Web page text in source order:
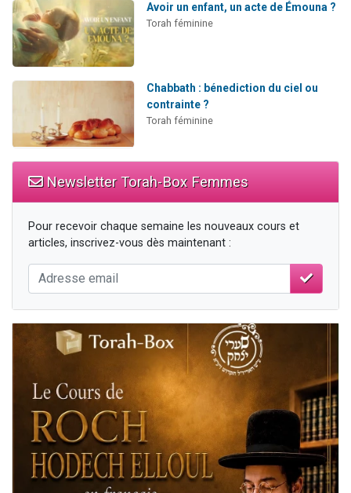
Avoir un enfant, un acte de Émouna ?
Torah féminine
Chabbath : bénediction du ciel ou
contrainte ?
Torah féminine
Newsletter Torah-Box Femmes
Pour recevoir chaque semaine les nouveaux cours et
articles, inscrivez-vous dès maintenant :